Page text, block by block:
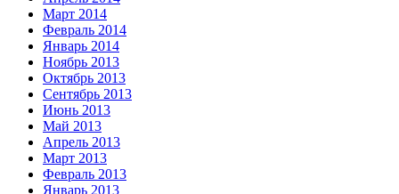
Март 2014
Февраль 2014
Январь 2014
Ноябрь 2013
Октябрь 2013
Сентябрь 2013
Июнь 2013
Май 2013
Апрель 2013
Март 2013
Февраль 2013
Январь 2013